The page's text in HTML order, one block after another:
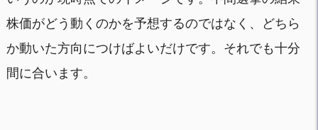
株価がどう動くのかを予想するのではなく、どちら
か動いた方向につけばよいだけです。それでも十分
間に合います。